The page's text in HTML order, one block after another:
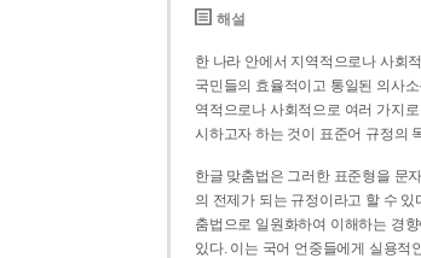
해설
한 나라 안에서 지역적으로나 사회
국민들의 효율적이고 통일된 의사
역적으로나 사회적으로 여러 가지
시하고자 하는 것이 표준어 규정의
한글 맞춤법은 그러한 표준형을 문
의 전제가 되는 규정이라고 할 수
춤법으로 일원화하여 이해하는 경
있다. 이는 국어 언중들에게 실용적